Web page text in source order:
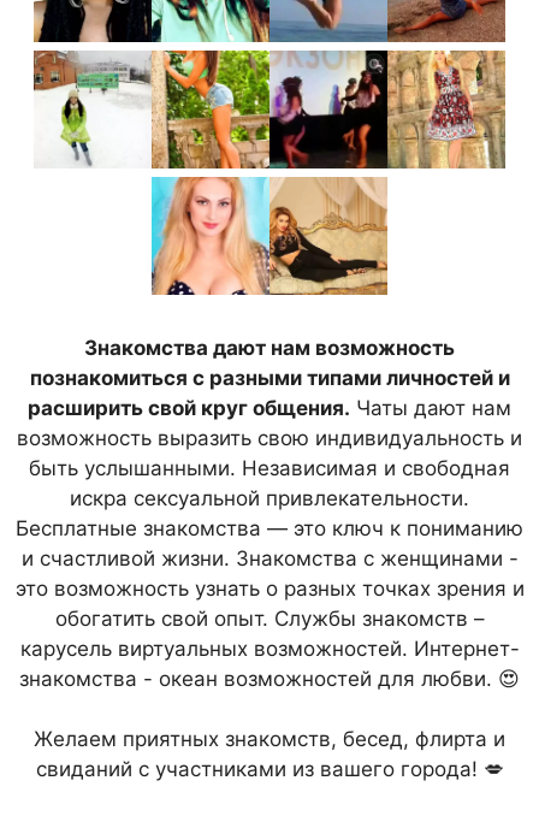
Знакомства дают нам возможность
познакомиться с разными типами личностей и
расширить свой круг общения. Чаты дают нам
возможность выразить свою индивидуальность и
быть услышанными. Независимая и свободная
искра сексуальной привлекательности.
Бесплатные знакомства — это ключ к пониманию
и счастливой жизни. Знакомства с женщинами -
это возможность узнать о разных точках зрения и
обогатить свой опыт. Службы знакомств –
карусель виртуальных возможностей. Интернет-
знакомства - океан возможностей для любви. 😍
Желаем приятных знакомств, бесед, флирта и
свиданий с участниками из вашего города! 💋